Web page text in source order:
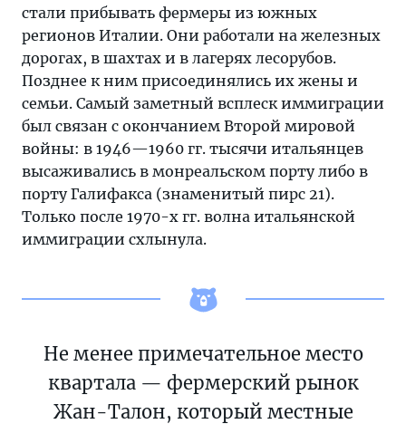
стали прибывать фермеры из южных
регионов Италии. Они работали на железных
дорогах, в шахтах и в лагерях лесорубов.
Позднее к ним присоединялись их жены и
семьи. Самый заметный всплеск иммиграции
был связан с окончанием Второй мировой
войны: в 1946—1960 гг. тысячи итальянцев
высаживались в монреальском порту либо в
порту Галифакса (знаменитый пирс 21).
Только после 1970-х гг. волна итальянской
иммиграции схлынула.
Не менее примечательное место
квартала — фермерский рынок
Жан-Талон, который местные